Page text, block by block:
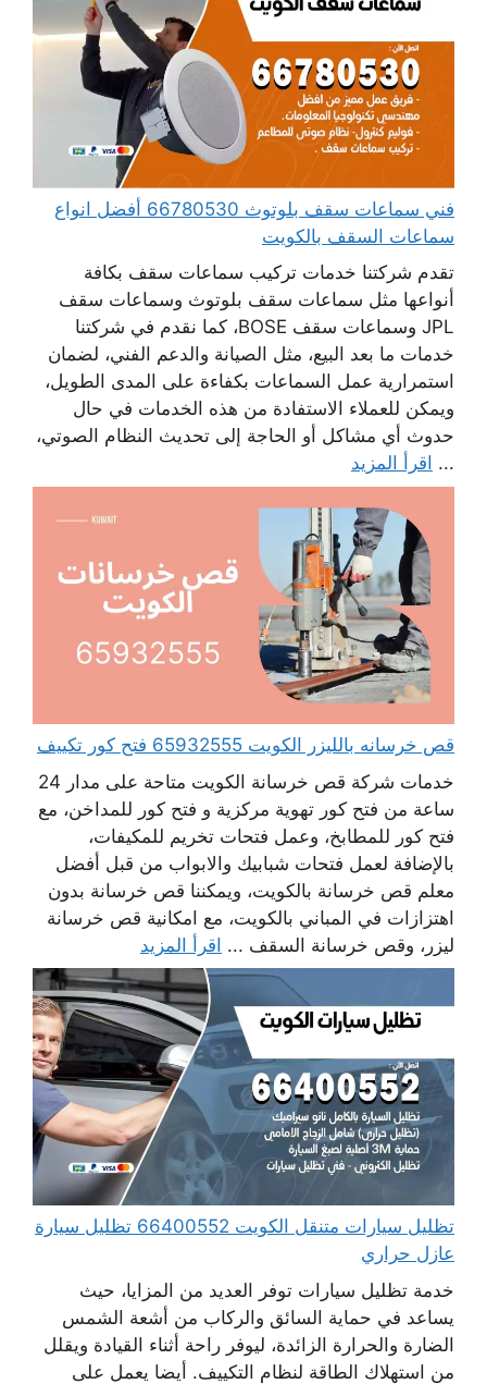
فني سماعات سقف بلوتوث 66780530 أفضل انواع
سماعات السقف بالكويت
تقدم شركتنا خدمات تركيب سماعات سقف بكافة
أنواعها مثل سماعات سقف بلوتوث وسماعات سقف
JPL وسماعات سقف BOSE، كما نقدم في شركتنا
خدمات ما بعد البيع، مثل الصيانة والدعم الفني، لضمان
استمرارية عمل السماعات بكفاءة على المدى الطويل،
ويمكن للعملاء الاستفادة من هذه الخدمات في حال
حدوث أي مشاكل أو الحاجة إلى تحديث النظام الصوتي،
... اقرأ المزيد
قص خرسانه بالليزر الكويت 65932555 فتح كور تكييف
خدمات شركة قص خرسانة الكويت متاحة على مدار 24
ساعة من فتح كور تهوية مركزية و فتح كور للمداخن، مع
فتح كور للمطابخ، وعمل فتحات تخريم للمكيفات،
بالإضافة لعمل فتحات شبابيك والابواب من قبل أفضل
معلم قص خرسانة بالكويت، ويمكننا قص خرسانة بدون
اهتزازات في المباني بالكويت، مع امكانية قص خرسانة
ليزر، وقص خرسانة السقف ... اقرأ المزيد
تظليل سيارات متنقل الكويت 66400552 تظليل سيارة
عازل حراري
خدمة تظليل سيارات توفر العديد من المزايا، حيث
يساعد في حماية السائق والركاب من أشعة الشمس
الضارة والحرارة الزائدة، ليوفر راحة أثناء القيادة ويقلل
من استهلاك الطاقة لنظام التكييف. أيضا يعمل على